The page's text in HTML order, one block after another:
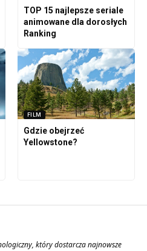
TOP 15 najlepsze seriale
animowane dla dorosłych
Ranking
FILM
Gdzie obejrzeć
Yellowstone?
który dostarcza najnowsze